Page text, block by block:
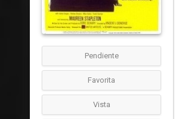
Pendiente
Favorita
Vista